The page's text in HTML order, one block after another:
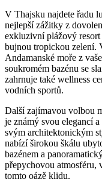
V Thajsku najdete řadu
nejlepší zážitky z
exkluzivní plážový resort
bujnou tropickou zelení.
Andamanské moře z
soukromém bazénu se
zahrnuje také wellness
vodních sportů.
Další zajímavou volbou
je známý svou elegancí
svým architektonickým
nabízí širokou škálu
bazénem a
přepychovou
tomto oázě klidu.